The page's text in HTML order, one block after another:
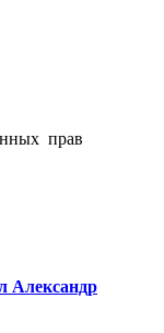
прав
Александр